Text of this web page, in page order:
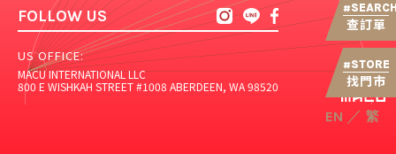
#
查訂單
#STORE
找門市
EN ／ 繁
FOLLOW US
US OFFICE:
MACU INTERNATIONAL LLC
800 E WISHKAH STREET #1008 ABERDEEN, WA 98520